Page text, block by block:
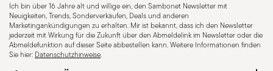
Ich bin über 16 Jahre alt und willige ein, den Sambonet Newsletter mit
Neuigkeiten, Trends, Sonderverkäufen, Deals und anderen
Marketingankündigungen zu erhalten. Mir ist bekannt, dass ich den Newsletter
jederzeit mit Wirkung für die Zukunft über den Abmeldelink im Newsletter oder die
Abmeldefunktion auf dieser Seite abbestellen kann. Weitere Informationen finden
Sie hier: Datenschutzhinweise.